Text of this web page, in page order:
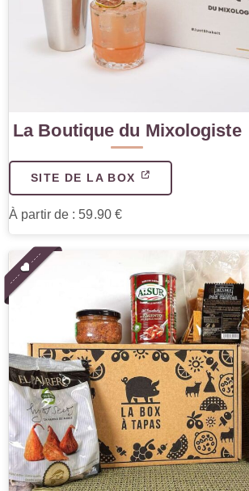
La Boutique du Mixologiste
SITE DE LA BOX
À partir de : 59.90 €